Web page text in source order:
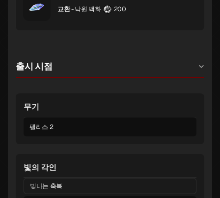
교환- 낙원 백화 200
출시 시점
무기
팰리스 2
빛의 각인
빛나는 축복